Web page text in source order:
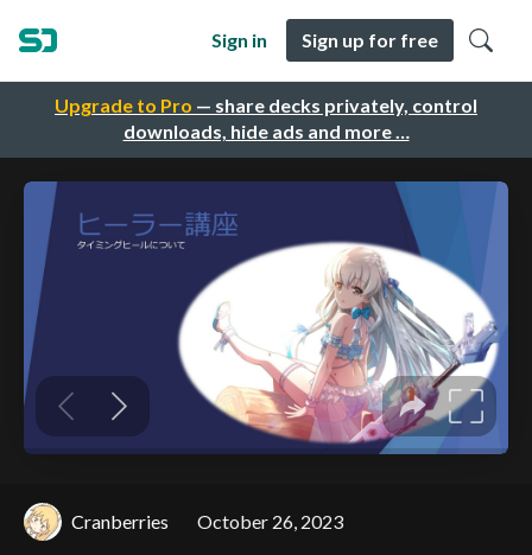
Upgrade to Pro — share decks privately, control
downloads, hide ads and more …
Sign in Sign up for free
Cranberries October 26, 2023